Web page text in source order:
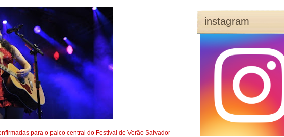
para o palco central do Festival de Verão Salvador
instagram